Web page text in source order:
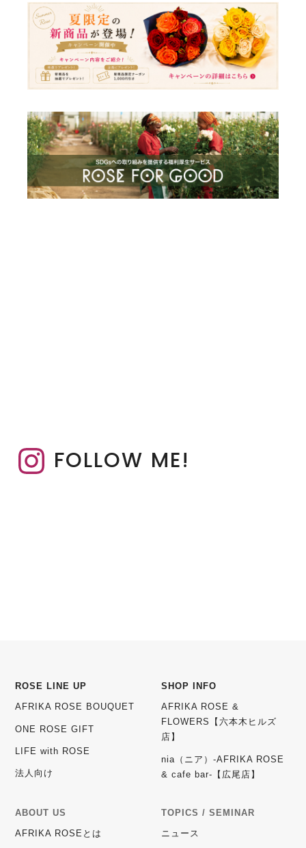
FOLLOW ME!
ROSE LINE UP
AFRIKA ROSE BOUQUET
ONE ROSE GIFT
LIFE with ROSE
法人向け
SHOP INFO
AFRIKA ROSE &
FLOWERS【六本木ヒルズ
店】
nia（ニア）-AFRIKA ROSE
& cafe bar-【広尾店】
ABOUT US
AFRIKA ROSEとは
TOPICS / SEMINAR
ニュース